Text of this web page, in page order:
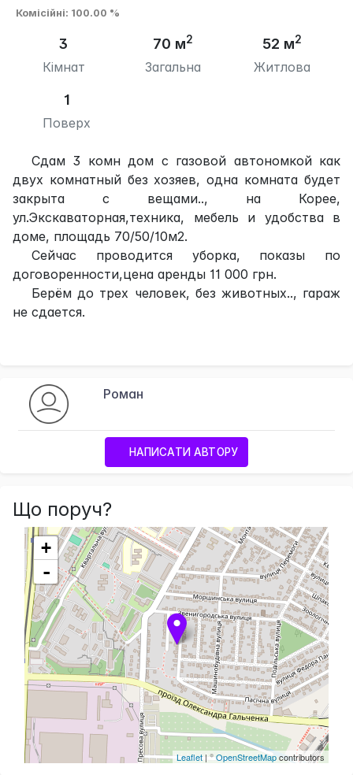
Комісійні: 100.00 %
3
Кімнат
70 м2
Загальна
52 м2
Житлова
1
Поверх
Сдам 3 комн дом с газовой автономкой как
двух комнатный без хозяев, одна комната будет
закрыта с вещами.., на Корее,
ул.Экскаваторная,техника, мебель и удобства в
доме, площадь 70/50/10м2.
Сейчас проводится уборка, показы по
договоренности,цена аренды 11 000 грн.
Берём до трех человек, без животных.., гараж
не сдается.
Роман
НАПИСАТИ АВТОРУ
Що поруч?
+
-
Leaflet | ©OpenStreetMapcontributors